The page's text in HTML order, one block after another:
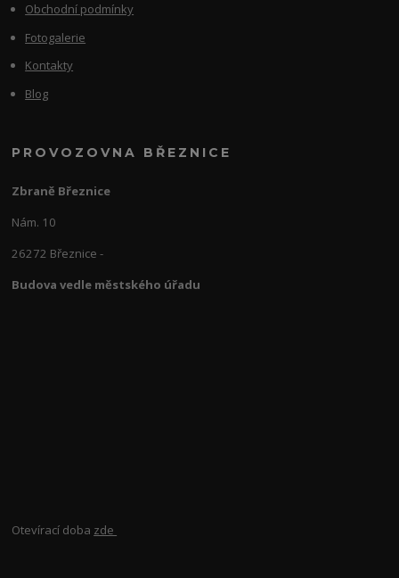
Obchodní podmínky
Fotogalerie
Kontakty
Blog
PROVOZOVNA BŘEZNICE
Zbraně Březnice
Nám. 10
26272 Březnice -
Budova vedle městského úřadu
Otevírací doba zde